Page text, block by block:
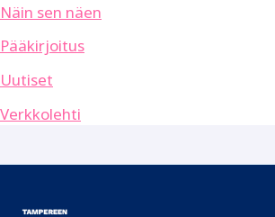
Näin sen näen
Pääkirjoitus
Uutiset
Verkkolehti